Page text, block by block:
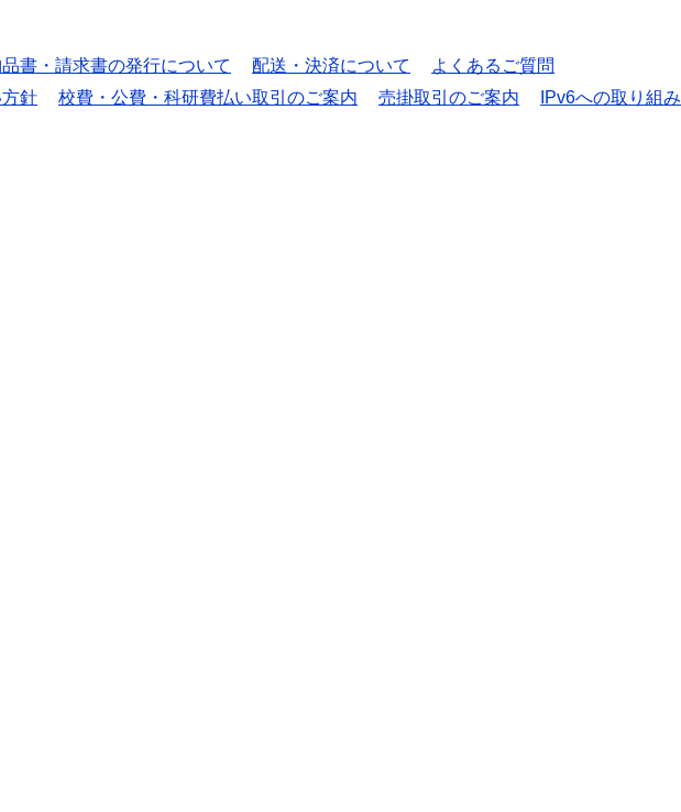
書・請求書の発行について 配送・決済について
よくあるご質問
針 校費・公費・科研費払い取引のご案内 売掛取引のご案内
IPv6への取り組み